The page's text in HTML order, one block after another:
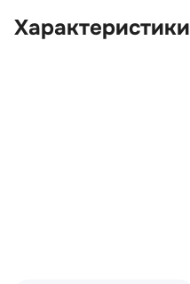
Характеристики